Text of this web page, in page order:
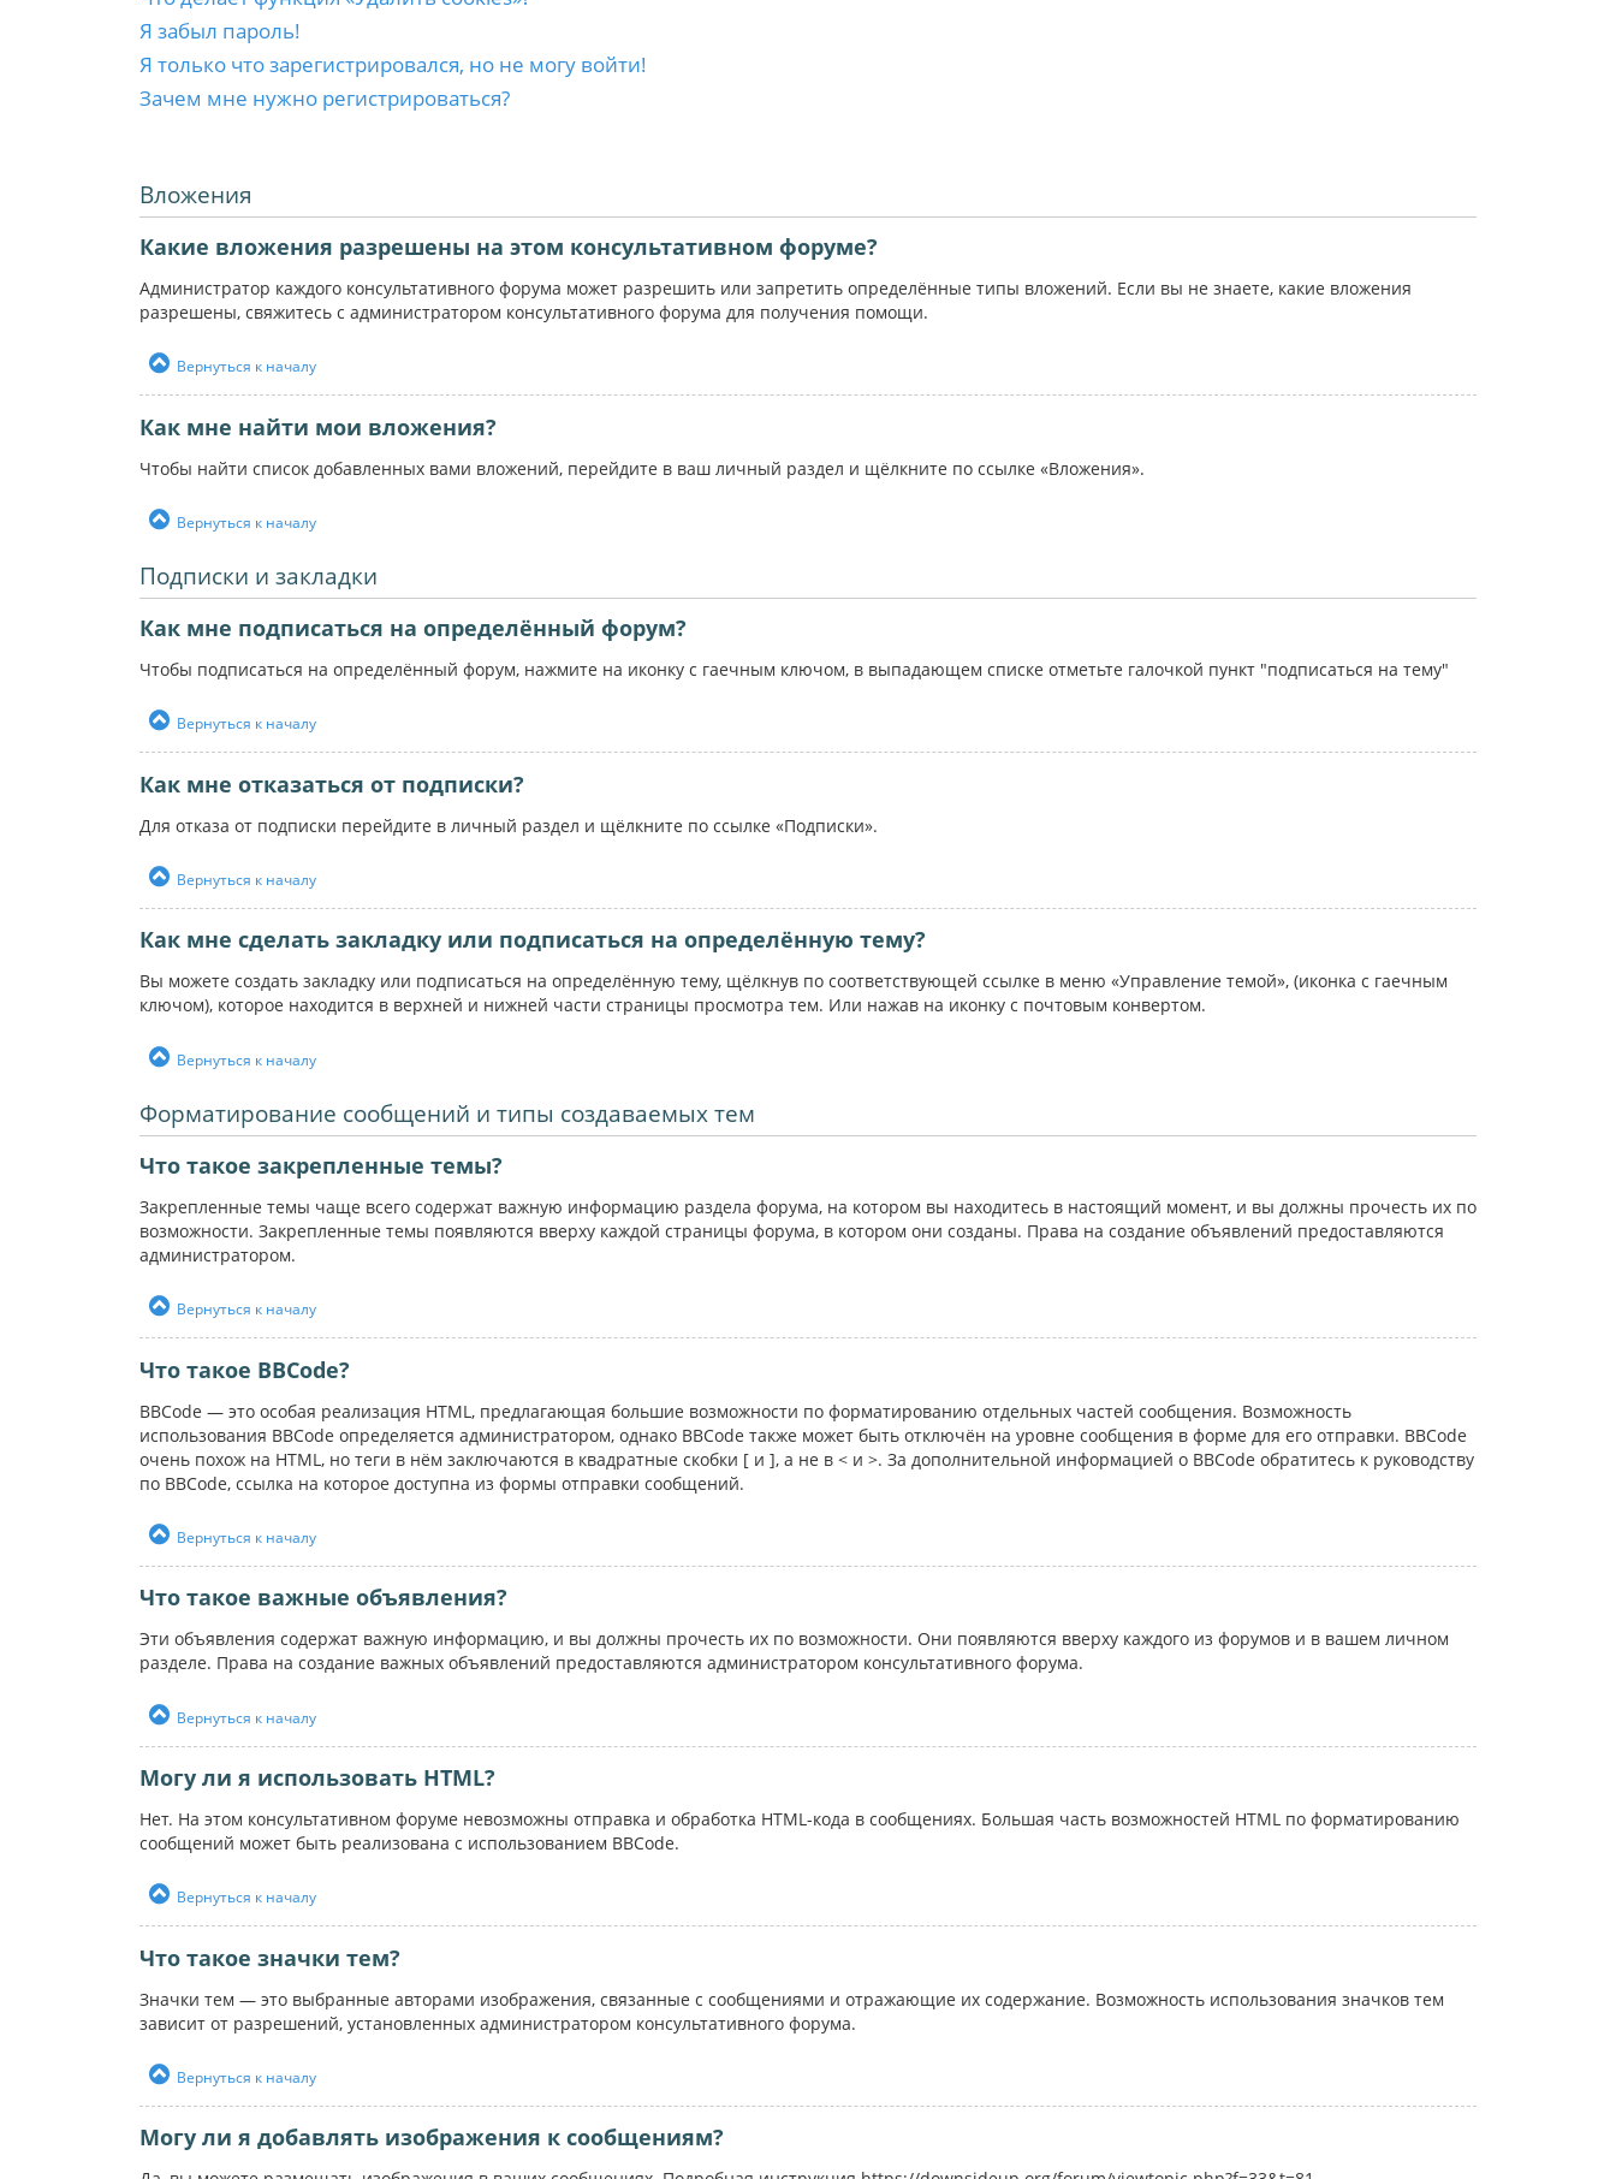
Я забыл пароль!
Я только что зарегистрировался, но не могу войти!
Зачем мне нужно регистрироваться?
Вложения
Какие вложения разрешены на этом консультативном форуме?
Администратор каждого консультативного форума может разрешить или запретить определённые типы вложений. Если вы не знаете, какие вложения
разрешены, свяжитесь с администратором консультативного форума для получения помощи.
Вернуться к началу
Как мне найти мои вложения?
Чтобы найти список добавленных вами вложений, перейдите в ваш личный раздел и щёлкните по ссылке «Вложения».
Вернуться к началу
Подписки и закладки
Как мне подписаться на определённый форум?
Чтобы подписаться на определённый форум, нажмите на иконку с гаечным ключом, в выпадающем списке отметьте галочкой пункт "подписаться на тему"
Вернуться к началу
Как мне отказаться от подписки?
Для отказа от подписки перейдите в личный раздел и щёлкните по ссылке «Подписки».
Вернуться к началу
Как мне сделать закладку или подписаться на определённую тему?
Вы можете создать закладку или подписаться на определённую тему, щёлкнув по соответствующей ссылке в меню «Управление темой», (иконка с гаечным
ключом), которое находится в верхней и нижней части страницы просмотра тем. Или нажав на иконку с почтовым конвертом.
Вернуться к началу
Форматирование сообщений и типы создаваемых тем
Что такое закрепленные темы?
Закрепленные темы чаще всего содержат важную информацию раздела форума, на котором вы находитесь в настоящий момент, и вы должны прочесть их по
возможности. Закрепленные темы появляются вверху каждой страницы форума, в котором они созданы. Права на создание объявлений предоставляются
администратором.
Вернуться к началу
Что такое BBCode?
BBCode — это особая реализация HTML, предлагающая большие возможности по форматированию отдельных частей сообщения. Возможность
использования BBCode определяется администратором, однако BBCode также может быть отключён на уровне сообщения в форме для его отправки. BBCode
очень похож на HTML, но теги в нём заключаются в квадратные скобки [ и ], а не в < и >. За дополнительной информацией о BBCode обратитесь к руководству
по BBCode, ссылка на которое доступна из формы отправки сообщений.
Вернуться к началу
Что такое важные объявления?
Эти объявления содержат важную информацию, и вы должны прочесть их по возможности. Они появляются вверху каждого из форумов и в вашем личном
разделе. Права на создание важных объявлений предоставляются администратором консультативного форума.
Вернуться к началу
Могу ли я использовать HTML?
Нет. На этом консультативном форуме невозможны отправка и обработка HTML-кода в сообщениях. Большая часть возможностей HTML по форматированию
сообщений может быть реализована с использованием BBCode.
Вернуться к началу
Что такое значки тем?
Значки тем — это выбранные авторами изображения, связанные с сообщениями и отражающие их содержание. Возможность использования значков тем
зависит от разрешений, установленных администратором консультативного форума.
Вернуться к началу
Могу ли я добавлять изображения к сообщениям?